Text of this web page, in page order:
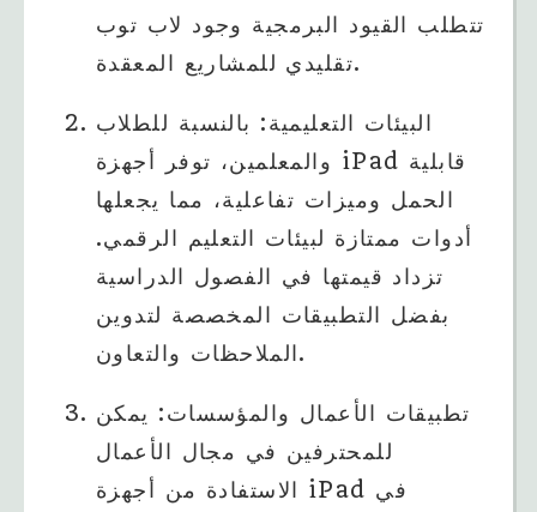
تتطلب القيود البرمجية وجود لاب توب
تقليدي للمشاريع المعقدة.
البيئات التعليمية: بالنسبة للطلاب
والمعلمين، توفر أجهزة iPad قابلية
الحمل وميزات تفاعلية، مما يجعلها
أدوات ممتازة لبيئات التعليم الرقمي.
تزداد قيمتها في الفصول الدراسية
بفضل التطبيقات المخصصة لتدوين
الملاحظات والتعاون.
تطبيقات الأعمال والمؤسسات: يمكن
للمحترفين في مجال الأعمال
الاستفادة من أجهزة iPad في